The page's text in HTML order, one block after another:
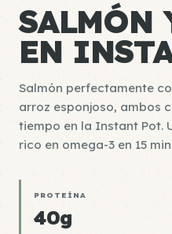
SALMÓN
EN
Salmón perfectamente
arroz esponjoso, ambos
tiempo en la Instant Pot.
rico en omega-3 en 15
PROTEÍNA
40g